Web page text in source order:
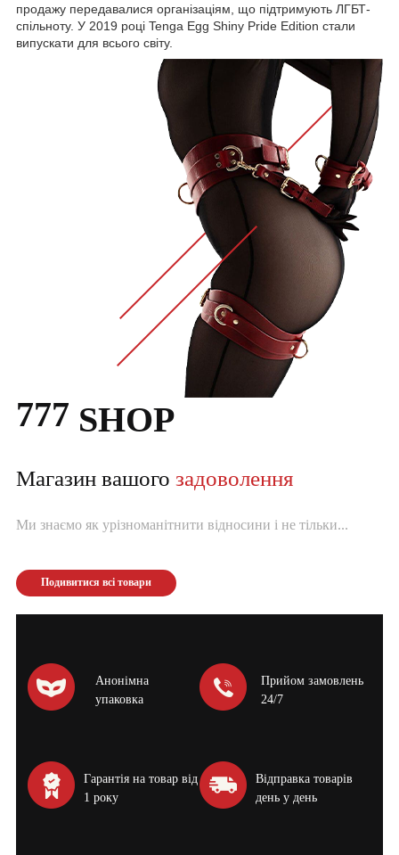
продажу передавалися організаціям, що підтримують ЛГБТ-
спільноту. У 2019 році Tenga Egg Shiny Pride Edition стали
випускати для всього світу.
777 SHOP
Магазин вашого задоволення
Ми знаємо як урізноманітнити відносини і не тільки...
Подивитися всі товари
Анонімна
упаковка
Прийом замовлень
24/7
Гарантія на товар від
1 року
Відправка товарів
день у день